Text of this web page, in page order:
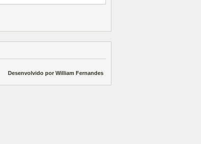
Desenvolvido por William Fernandes